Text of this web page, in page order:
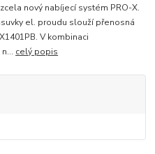
nový nabíjecí systém PRO-X.
el. proudu slouží přenosná
V kombinaci
celý popis